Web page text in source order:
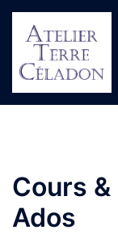
Aller
contenu
Cours
Ados